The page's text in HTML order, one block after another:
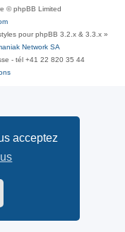
acceptez
© phpBB Limited
pour phpBB 3.2.x & 3.3.x »
Network SA
- tél +41 22 820 35 44